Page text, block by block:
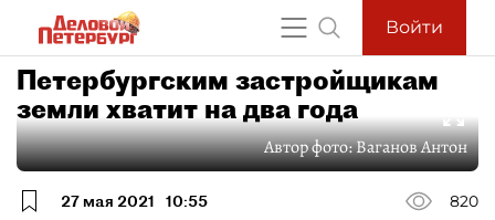
Войти
Петербургским застройщикам
земли хватит на два года
Автор фото:Ваганов Антон
27 мая 2021 10:55
820